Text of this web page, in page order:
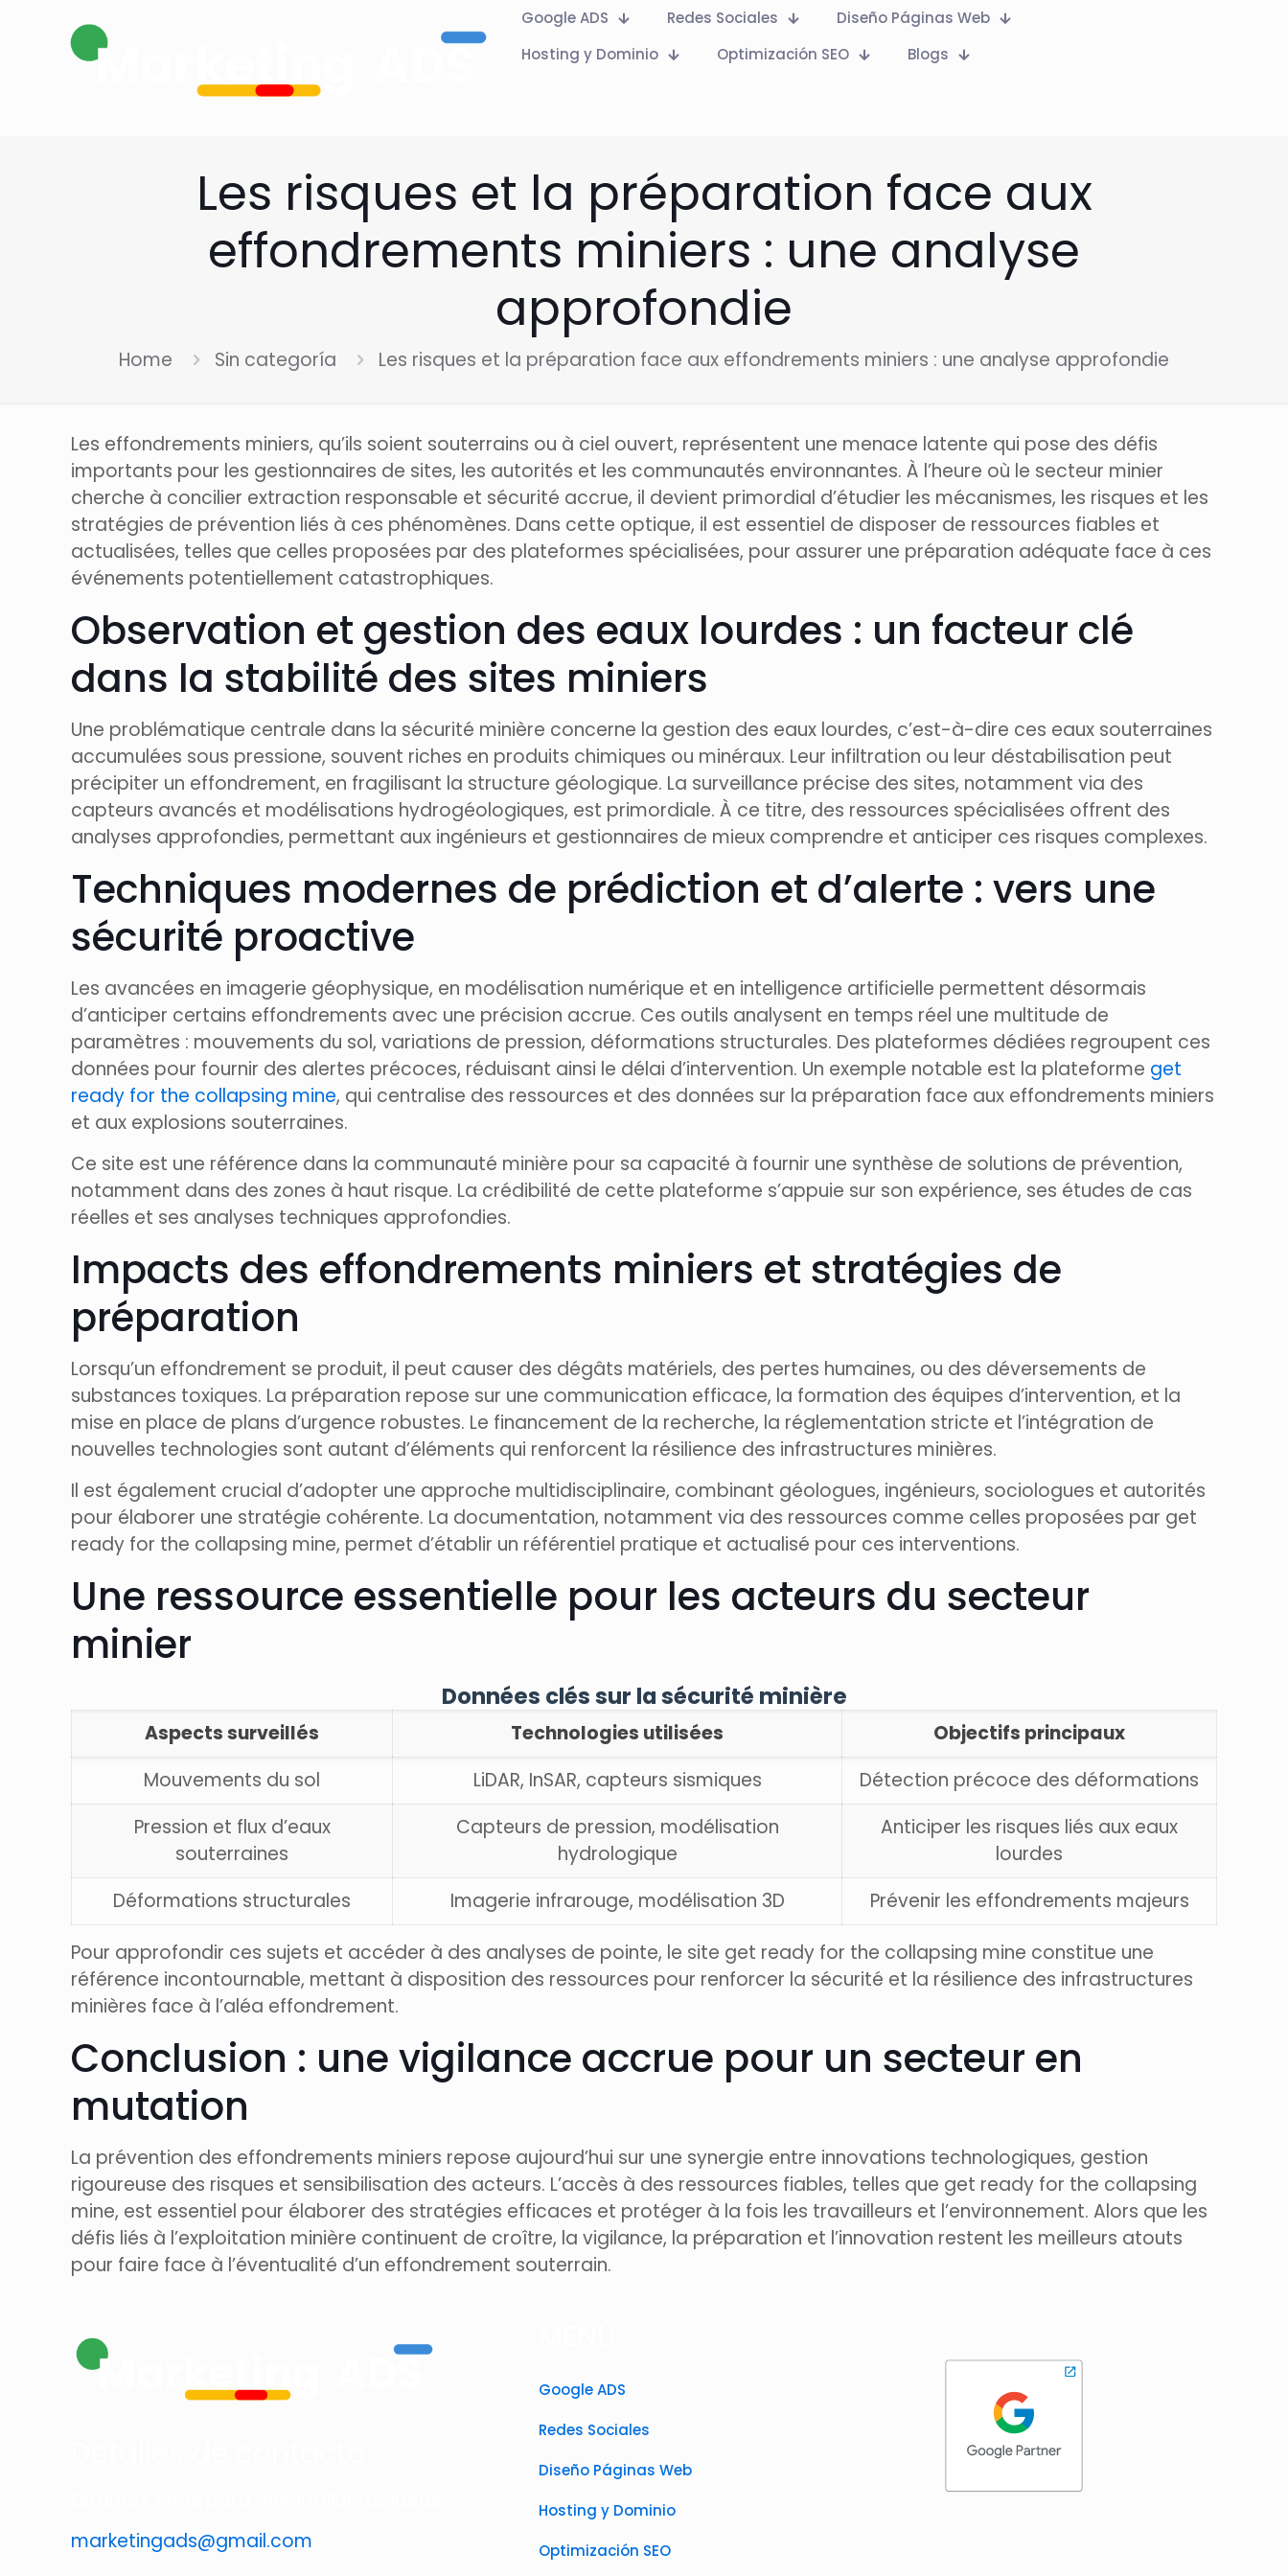
Google ADS Redes Sociales
Diseño Páginas Web
Hosting y Dominio
Optimización SEO Blogs
Les risques et la préparation face aux
effondrements miniers : une analyse
approfondie
Home Sin categoría Les risques et la préparation face aux effondrements miniers : une analyse approfondie
Les effondrements miniers, qu’ils soient souterrains ou à ciel ouvert, représentent une menace latente qui pose des défis
importants pour les gestionnaires de sites, les autorités et les communautés environnantes. À l’heure où le secteur minier
cherche à concilier extraction responsable et sécurité accrue, il devient primordial d’étudier les mécanismes, les risques et les
stratégies de prévention liés à ces phénomènes. Dans cette optique, il est essentiel de disposer de ressources fiables et
actualisées, telles que celles proposées par des plateformes spécialisées, pour assurer une préparation adéquate face à ces
événements potentiellement catastrophiques.
Observation et gestion des eaux lourdes : un facteur clé
dans la stabilité des sites miniers
Une problématique centrale dans la sécurité minière concerne la gestion des eaux lourdes, c’est-à-dire ces eaux souterraines
accumulées sous pressione, souvent riches en produits chimiques ou minéraux. Leur infiltration ou leur déstabilisation peut
précipiter un effondrement, en fragilisant la structure géologique. La surveillance précise des sites, notamment via des
capteurs avancés et modélisations hydrogéologiques, est primordiale. À ce titre, des ressources spécialisées offrent des
analyses approfondies, permettant aux ingénieurs et gestionnaires de mieux comprendre et anticiper ces risques complexes.
Techniques modernes de prédiction et d’alerte : vers une
sécurité proactive
Les avancées en imagerie géophysique, en modélisation numérique et en intelligence artificielle permettent désormais
d’anticiper certains effondrements avec une précision accrue. Ces outils analysent en temps réel une multitude de
paramètres : mouvements du sol, variations de pression, déformations structurales. Des plateformes dédiées regroupent ces
données pour fournir des alertes précoces, réduisant ainsi le délai d’intervention. Un exemple notable est la plateforme get
ready for the collapsing mine, qui centralise des ressources et des données sur la préparation face aux effondrements miniers
et aux explosions souterraines.
Ce site est une référence dans la communauté minière pour sa capacité à fournir une synthèse de solutions de prévention,
notamment dans des zones à haut risque. La crédibilité de cette plateforme s’appuie sur son expérience, ses études de cas
réelles et ses analyses techniques approfondies.
Impacts des effondrements miniers et stratégies de
préparation
Lorsqu’un effondrement se produit, il peut causer des dégâts matériels, des pertes humaines, ou des déversements de
substances toxiques. La préparation repose sur une communication efficace, la formation des équipes d’intervention, et la
mise en place de plans d’urgence robustes. Le financement de la recherche, la réglementation stricte et l’intégration de
nouvelles technologies sont autant d’éléments qui renforcent la résilience des infrastructures minières.
Il est également crucial d’adopter une approche multidisciplinaire, combinant géologues, ingénieurs, sociologues et autorités
pour élaborer une stratégie cohérente. La documentation, notamment via des ressources comme celles proposées par get
ready for the collapsing mine, permet d’établir un référentiel pratique et actualisé pour ces interventions.
Une ressource essentielle pour les acteurs du secteur
minier
Données clés sur la sécurité minière
Aspects surveillés Technologies utilisées
Objectifs principaux
Mouvements du sol
LiDAR, InSAR, capteurs sismiques
Détection précoce des déformations
Pression et flux d’eaux
souterraines
Capteurs de pression, modélisation
hydrologique
Anticiper les risques liés aux eaux
lourdes
Déformations structurales
Imagerie infrarouge, modélisation 3D
Prévenir les effondrements majeurs
Pour approfondir ces sujets et accéder à des analyses de pointe, le site get ready for the collapsing mine constitue une
référence incontournable, mettant à disposition des ressources pour renforcer la sécurité et la résilience des infrastructures
minières face à l’aléa effondrement.
Conclusion : une vigilance accrue pour un secteur en
mutation
La prévention des effondrements miniers repose aujourd’hui sur une synergie entre innovations technologiques, gestion
rigoureuse des risques et sensibilisation des acteurs. L’accès à des ressources fiables, telles que get ready for the collapsing
mine, est essentiel pour élaborer des stratégies efficaces et protéger à la fois les travailleurs et l’environnement. Alors que les
défis liés à l’exploitation minière continuent de croître, la vigilance, la préparation et l’innovation restent les meilleurs atouts
pour faire face à l’éventualité d’un effondrement souterrain.
marketingads@gmail.com
Google ADS
Redes Sociales
Diseño Páginas Web
Hosting y Dominio
Optimización SEO